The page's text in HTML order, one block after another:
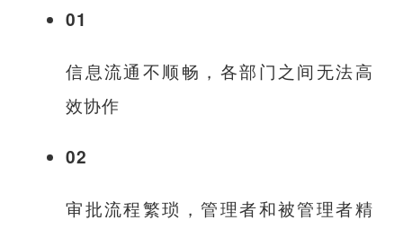
01
信息流通不顺畅，各部门之间无法高
效协作
02
审批流程繁琐，管理者和被管理者精